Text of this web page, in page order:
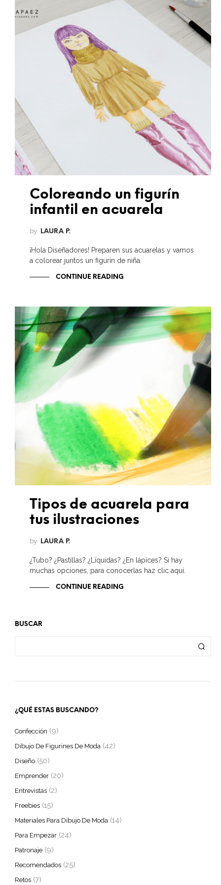
Coloreando un figurín
infantil en acuarela
by LAURA P.
¡Hola Diseñadores! Preparen sus acuarelas y vamos
a colorear juntos un figurín de niña.
CONTINUE READING
Tipos de acuarela para
tus ilustraciones
by LAURA P.
¿Tubo? ¿Pastillas? ¿Líquidas? ¿En lápices? Si hay
muchas opciones, para conocerlas haz clic aquí.
CONTINUE READING
BUSCAR
¿QUÉ ESTAS BUSCANDO?
Confección (9)
Dibujo De Figurines De Moda (42)
Diseño (50)
Emprender (20)
Entrevistas (2)
Freebies (15)
Materiales Para Dibujo De Moda (14)
Para Empezar (24)
Patronaje (9)
Recomendados (25)
Retos (7)